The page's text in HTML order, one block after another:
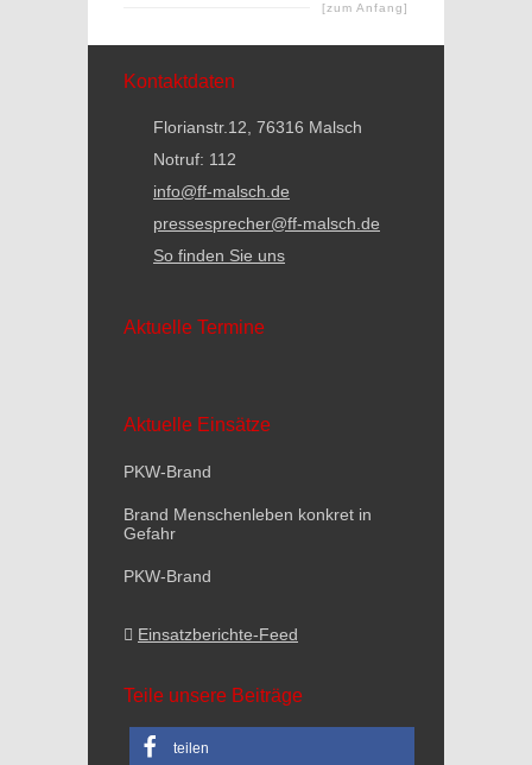
[zum Anfang]
Kontaktdaten
Florianstr.12, 76316 Malsch
Notruf: 112
info@ff-malsch.de
pressesprecher@ff-malsch.de
So finden Sie uns
Aktuelle Termine
Aktuelle Einsätze
PKW-Brand
Brand Menschenleben konkret in
Gefahr
PKW-Brand
Einsatzberichte-Feed
Teile unsere Beiträge
teilen